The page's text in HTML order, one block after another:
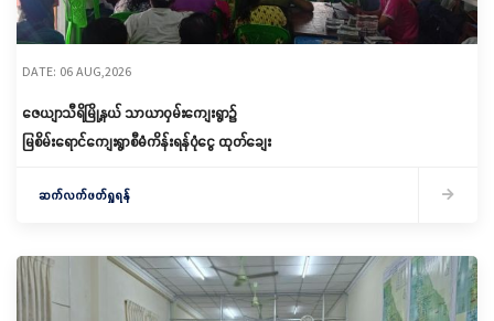
DATE: 06 AUG,2026
ဇေယျာသီရိမြို့နယ် သာယာဝှမ်းကျေးရွာ၌
မြစိမ်းရောင်ကျေးရွာစီမံကိန်းရန်ပုံငွေ ထုတ်ချေး
ဆက်လက်ဖတ်ရှုရန်